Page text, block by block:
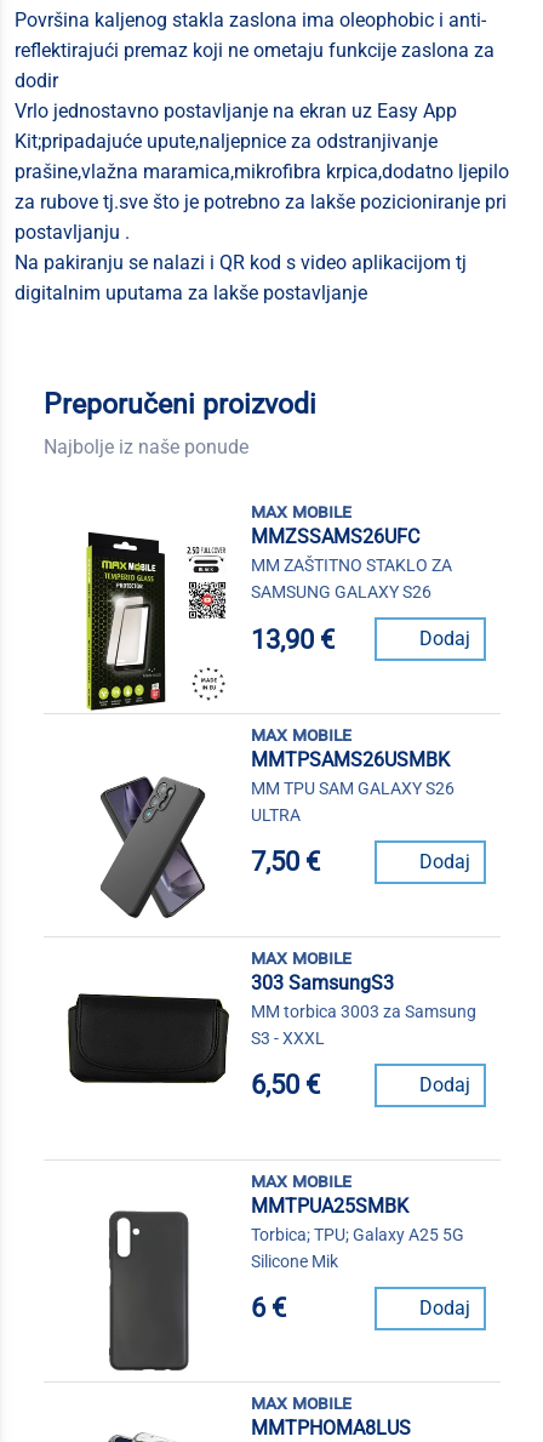
Površina kaljenog stakla zaslona ima oleophobic i anti-
reflektirajući premaz koji ne ometaju funkcije zaslona za
dodir
Vrlo jednostavno postavljanje na ekran uz Easy App
Kit;pripadajuće upute,naljepnice za odstranjivanje
prašine,vlažna maramica,mikrofibra krpica,dodatno ljepilo
za rubove tj.sve što je potrebno za lakše pozicioniranje pri
postavljanju .
Na pakiranju se nalazi i QR kod s video aplikacijom tj
digitalnim uputama za lakše postavljanje
Preporučeni proizvodi
Najbolje iz naše ponude
max mobile
MMZSSAMS26UFC
MM ZAŠTITNO STAKLO ZA
SAMSUNG GALAXY S26
13,90 € Dodaj
max mobile
MMTPSAMS26USMBK
MM TPU SAM GALAXY S26
ULTRA
7,50 € Dodaj
max mobile
303 SamsungS3
MM torbica 3003 za Samsung
S3 - XXXL
6,50 € Dodaj
max mobile
MMTPUA25SMBK
Torbica; TPU; Galaxy A25 5G
Silicone Mik
6 € Dodaj
max mobile
MMTPHOMA8LUS